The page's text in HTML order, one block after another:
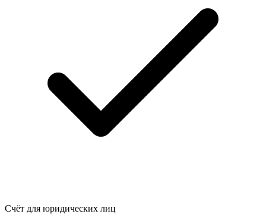
Счёт для юридических лиц